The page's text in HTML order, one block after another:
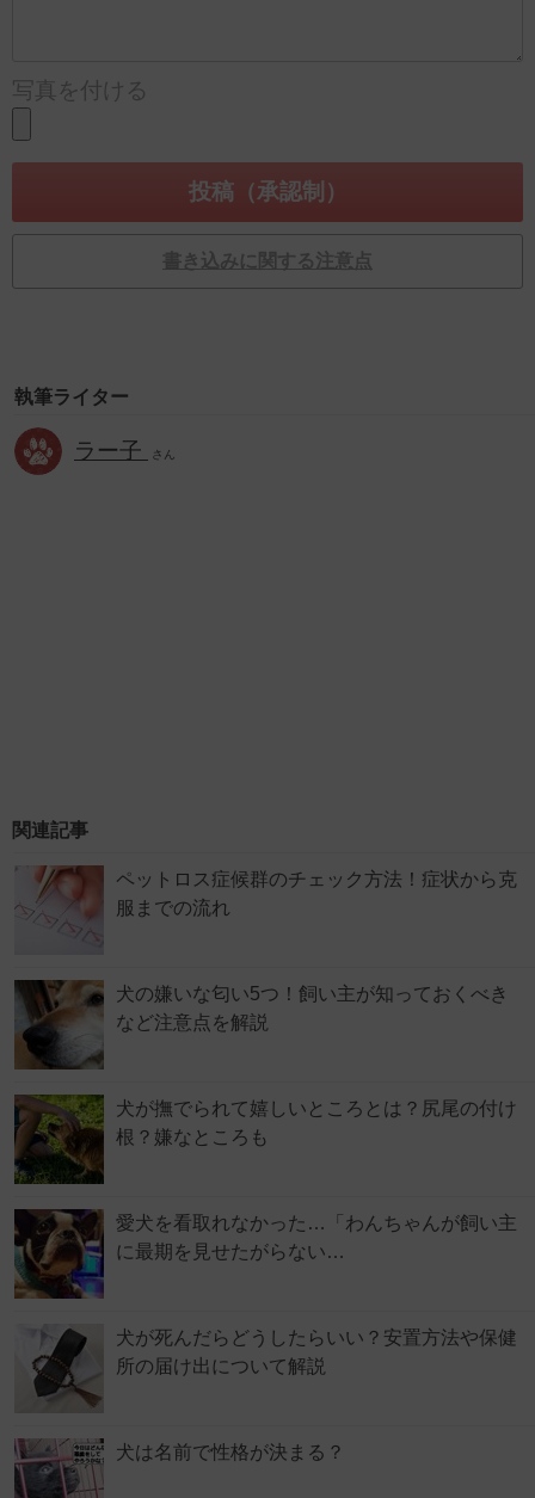
写真を付ける
書き込みに関する注意点
執筆ライター
ラー子 さん
関連記事
ペットロス症候群のチェック方法！症状から克
服までの流れ
犬の嫌いな匂い5つ！飼い主が知っておくべき
など注意点を解説
犬が撫でられて嬉しいところとは？尻尾の付け
根？嫌なところも
愛犬を看取れなかった…「わんちゃんが飼い主
に最期を見せたがらない…
犬が死んだらどうしたらいい？安置方法や保健
所の届け出について解説
犬は名前で性格が決まる？